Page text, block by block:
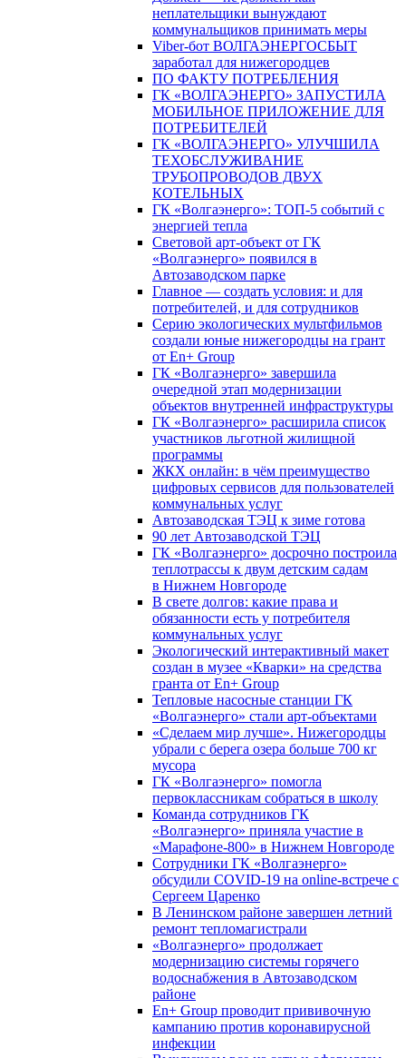
неплательщики вынуждают
коммунальщиков принимать меры
Viber-бот ВОЛГАЭНЕРГОСБЫТ
заработал для нижегородцев
ПО ФАКТУ ПОТРЕБЛЕНИЯ
ГК «ВОЛГАЭНЕРГО» ЗАПУСТИЛА
МОБИЛЬНОЕ ПРИЛОЖЕНИЕ ДЛЯ
ПОТРЕБИТЕЛЕЙ
ГК «ВОЛГАЭНЕРГО» УЛУЧШИЛА
ТЕХОБСЛУЖИВАНИЕ
ТРУБОПРОВОДОВ ДВУХ
КОТЕЛЬНЫХ
ГК «Волгаэнерго»: ТОП-5 событий с
энергией тепла
Световой арт-объект от ГК
«Волгаэнерго» появился в
Автозаводском парке
Главное — создать условия: и для
потребителей, и для сотрудников
Серию экологических мультфильмов
создали юные нижегородцы на грант
от En+ Group
ГК «Волгаэнерго» завершила
очередной этап модернизации
объектов внутренней инфраструктуры
ГК «Волгаэнерго» расширила список
участников льготной жилищной
программы
ЖКХ онлайн: в чём преимущество
цифровых сервисов для пользователей
коммунальных услуг
Автозаводская ТЭЦ к зиме готова
90 лет Автозаводской ТЭЦ
ГК «Волгаэнерго» досрочно построила
теплотрассы к двум детским садам
в Нижнем Новгороде
В свете долгов: какие права и
обязанности есть у потребителя
коммунальных услуг
Экологический интерактивный макет
создан в музее «Кварки» на средства
гранта от En+ Group
Тепловые насосные станции ГК
«Волгаэнерго» стали арт-объектами
«Сделаем мир лучше». Нижегородцы
убрали с берега озера больше 700 кг
мусора
ГК «Волгаэнерго» помогла
первоклассникам собраться в школу
Команда сотрудников ГК
«Волгаэнерго» приняла участие в
«Марафоне-800» в Нижнем Новгороде
Сотрудники ГК «Волгаэнерго»
обсудили COVID-19 на online-встрече с
Сергеем Царенко
В Ленинском районе завершен летний
ремонт тепломагистрали
«Волгаэнерго» продолжает
модернизацию системы горячего
водоснабжения в Автозаводском
районе
En+ Group проводит прививочную
кампанию против коронавирусной
инфекции